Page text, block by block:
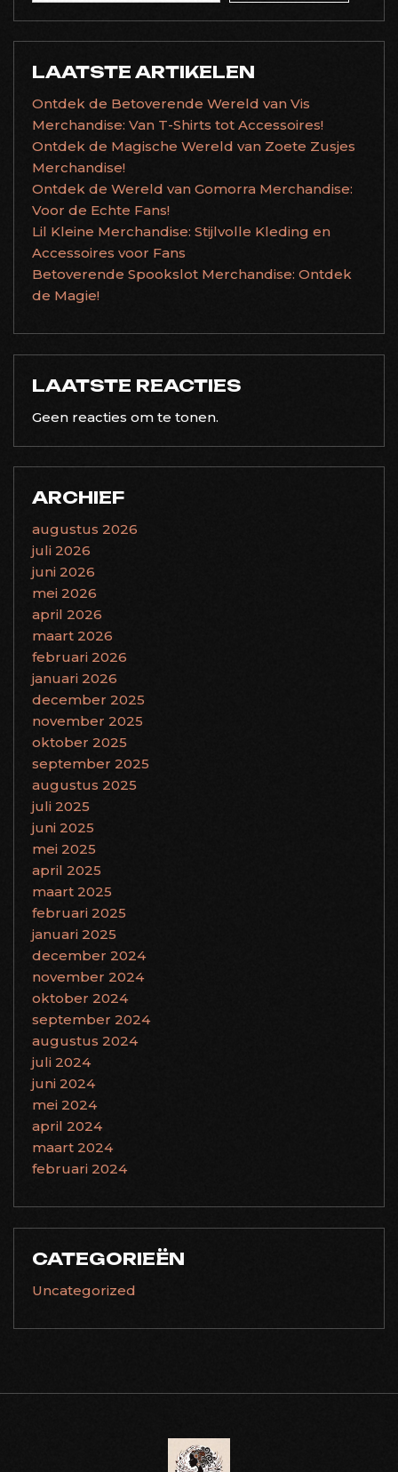
LAATSTE ARTIKELEN
Ontdek de Betoverende Wereld van Vis
Merchandise: Van T-Shirts tot Accessoires!
Ontdek de Magische Wereld van Zoete Zusjes
Merchandise!
Ontdek de Wereld van Gomorra Merchandise:
Voor de Echte Fans!
Lil Kleine Merchandise: Stijlvolle Kleding en
Accessoires voor Fans
Betoverende Spookslot Merchandise: Ontdek
de Magie!
LAATSTE REACTIES
Geen reacties om te tonen.
ARCHIEF
augustus 2026
juli 2026
juni 2026
mei 2026
april 2026
maart 2026
februari 2026
januari 2026
december 2025
november 2025
oktober 2025
september 2025
augustus 2025
juli 2025
juni 2025
mei 2025
april 2025
maart 2025
februari 2025
januari 2025
december 2024
november 2024
oktober 2024
september 2024
augustus 2024
juli 2024
juni 2024
mei 2024
april 2024
maart 2024
februari 2024
CATEGORIEËN
Uncategorized